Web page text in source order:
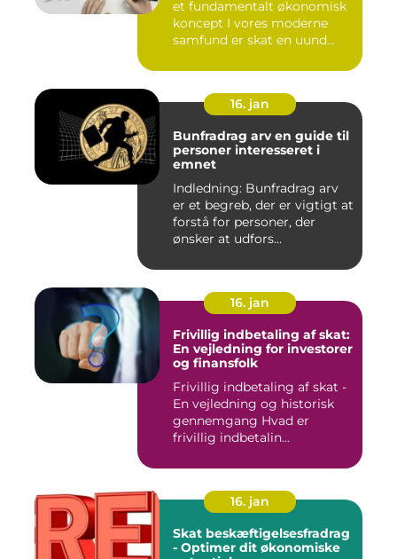
et fundamentalt økonomisk
koncept I vores moderne
samfund er skat en uund...
16. jan
Bunfradrag arv en guide til
personer interesseret i
emnet
Indledning: Bunfradrag arv
er et begreb, der er vigtigt at
forstå for personer, der
ønsker at udfors...
16. jan
Frivillig indbetaling af skat:
En vejledning for investorer
og finansfolk
Frivillig indbetaling af skat -
En vejledning og historisk
gennemgang Hvad er
frivillig indbetalin...
16. jan
Skat beskæftigelsesfradrag
- Optimer dit økonomiske